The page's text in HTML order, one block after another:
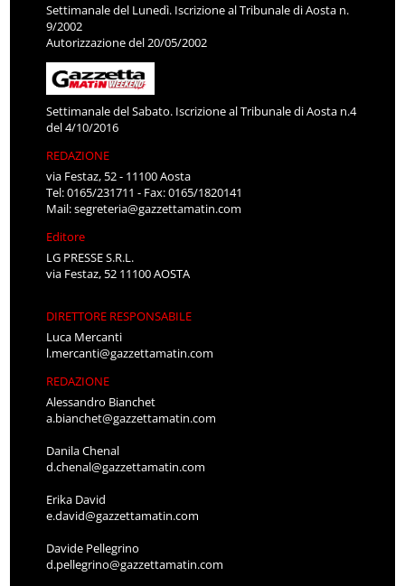
Settimanale del Lunedì. Iscrizione al Tribunale di Aosta n.
9/2002
Autorizzazione del 20/05/2002
Settimanale del Sabato. Iscrizione al Tribunale di Aosta n.4
del 4/10/2016
REDAZIONE
via Festaz, 52 - 11100 Aosta
Tel: 0165/231711 - Fax: 0165/1820141
Mail:segreteria@gazzettamatin.com
Editore
LG PRESSE S.R.L.
via Festaz, 52 11100 AOSTA
DIRETTORE RESPONSABILE
Luca Mercanti
l.mercanti@gazzettamatin.com
REDAZIONE
Alessandro Bianchet
a.bianchet@gazzettamatin.com
Danila Chenal
d.chenal@gazzettamatin.com
Erika David
e.david@gazzettamatin.com
Davide Pellegrino
d.pellegrino@gazzettamatin.com